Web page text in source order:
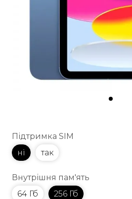
Підтримка SIM
ні
так
Внутрішня пам'ять
64 Гб
256 Гб